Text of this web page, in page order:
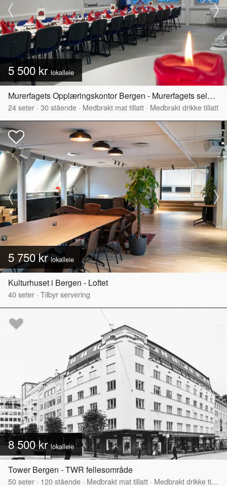
5 500 kr lokalleie
Murerfagets Opplæringskontor Bergen - Murerfagets selskapslokale
24seter · 30stående · Medbrakt mat tillatt · Medbrakt drikke tillatt
5 750 krlokalleie
Kulturhuset i Bergen - Loftet
40seter · Tilbyr servering
8 500 krlokalleie
Tower Bergen - TWR fellesområde
50seter · 120stående · Medbrakt mat tillatt · Medbrakt drikke tillatt